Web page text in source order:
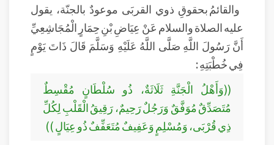
والقائمُ بحقوقِ ذوي القربَى موعودٌ بالجنّة، يقول
عليه الصلاة والسلام عَنْ عِيَاضِ بْنِ حِمَارٍ الْمُجَاشِعِيِّ
أَنَّ رَسُولَ اللَّهِ صَلَّى اللَّهُ عَلَيْهِ وَسَلَّمَ قَالَ ذَاتَ يَوْمٍ
فِي خُطْبَتِهِ :
((وَأَهْلُ الْجَنَّةِ ثَلَاثَةٌ، ذُو سُلْطَانٍ مُقْسِطٌ
مُتَصَدِّقٌ مُوَفَّقٌ وَرَجُلٌ رَحِيمٌ، رَقِيقُ الْقَلْبِ لِكُلِّ
ذِي قُرْبَى، وَمُسْلِمٍ وَعَفِيفٌ مُتَعَفِّفٌ ذُو عِيَالٍ ))